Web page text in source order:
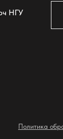
НГУ
Политика